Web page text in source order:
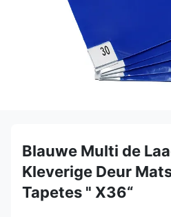
Blauwe Multi de
Kleverige Deur
Tapetes " X36“